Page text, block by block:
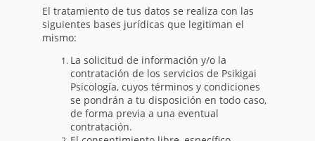
El tratamiento de tus datos se realiza con las
siguientes bases jurídicas que legitiman el
mismo:
La solicitud de información y/o la
contratación de los servicios de Psikigai
Psicología, cuyos términos y condiciones
se pondrán a tu disposición en todo caso,
de forma previa a una eventual
contratación.